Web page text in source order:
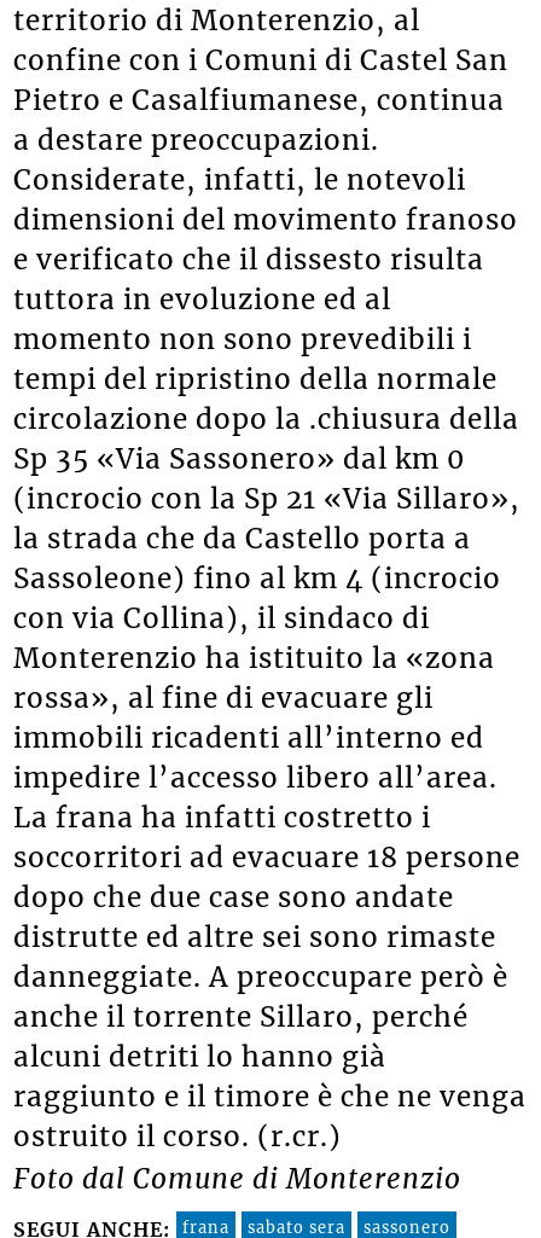
territorio di Monterenzio, al
confine con i Comuni di Castel San
Pietro e Casalfiumanese, continua
a destare preoccupazioni.
Considerate, infatti, le notevoli
dimensioni del movimento franoso
e verificato che il dissesto risulta
tuttora in evoluzione ed al
momento non sono prevedibili i
tempi del ripristino della normale
circolazione dopo la .chiusura della
Sp 35 «Via Sassonero» dal km 0
(incrocio con la Sp 21 «Via Sillaro»,
la strada che da Castello porta a
Sassoleone) fino al km 4 (incrocio
con via Collina), il sindaco di
Monterenzio ha istituito la «zona
rossa», al fine di evacuare gli
immobili ricadenti all’interno ed
impedire l’accesso libero all’area.
La frana ha infatti costretto i
soccorritori ad evacuare 18 persone
dopo che due case sono andate
distrutte ed altre sei sono rimaste
danneggiate. A preoccupare però è
anche il torrente Sillaro, perché
alcuni detriti lo hanno già
raggiunto e il timore è che ne venga
ostruito il corso. (r.cr.)
Foto dal Comune di Monterenzio
SEGUI ANCHE: frana sabato sera sassonero